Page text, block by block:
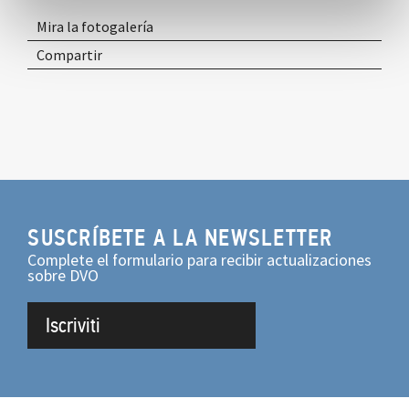
Mira la fotogalería
Compartir
SUSCRÍBETE A LA NEWSLETTER
Complete el formulario para recibir actualizaciones
sobre DVO
Iscriviti